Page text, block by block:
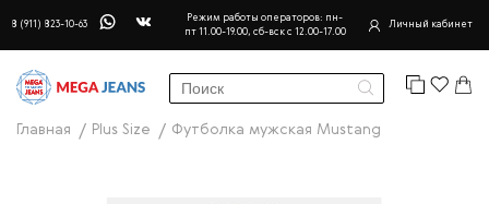
8 (911) 823-10-63
Режим работы операторов: пн-
пт 11.00-19.00, сб-вск с 12.00-17.00
Личный кабинет
Главная Plus Size Футболка мужская Mustang